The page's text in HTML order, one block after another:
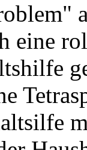
eine